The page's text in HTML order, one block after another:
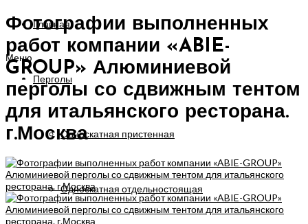
Главная
Перголы
Односкатная пристенная
Односкатная отдельностоящая
Меню
Фотографии выполненных
работ компании «ABIE-
GROUP» Алюминиевой
перголы со сдвижным тентом
для итальянского ресторана.
г.Москва